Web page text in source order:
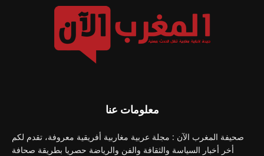
معلومات عنا
صحيفة المغرب الآن : مجلة عربية مغاربية أفريقية معروفة، تقدم لكم
أخر أخبار السياسة والثقافة والفن والرياضة حصريا بطريقة صحافة